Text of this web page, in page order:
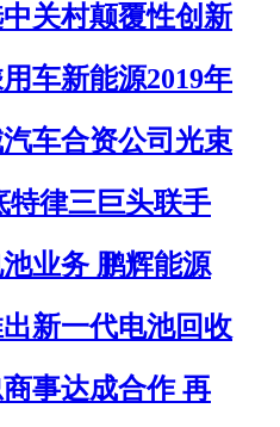
关村颠覆性创新
车新能源2019年
车合资公司光束
特律三巨头联手
业务 鹏辉能源
新一代电池回收
事达成合作 再